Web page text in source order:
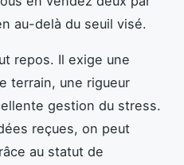
au-delà du seuil visé.
repos. Il exige une
terrain, une rigueur
gestion du stress.
reçues, on peut
au statut de